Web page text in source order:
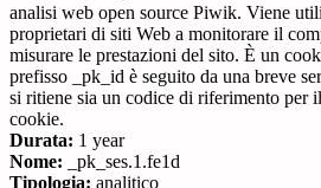
analisi web open source Piwik. Viene
proprietari di siti Web a monitorare il
misurare le prestazioni del sito. È un
prefisso _pk_id è seguito da una breve
si ritiene sia un codice di riferimento per
cookie.
Durata: 1 year
Nome: _pk_ses.1.fe1d
Tipologia: analitico